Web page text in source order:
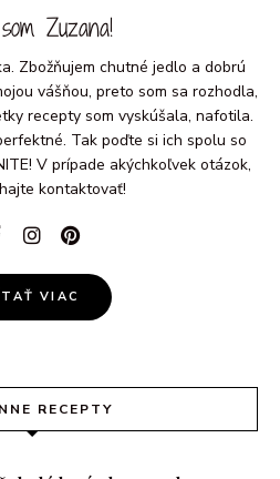
Zuzana!
Zbožňujem chutné jedlo a dobrú
vášňou, preto som sa rozhodla,
recepty som vyskúšala, nafotila.
Tak poďte si ich spolu so
V prípade akýchkoľvek otázok,
kontaktovať!
VIAC
RECEPTY